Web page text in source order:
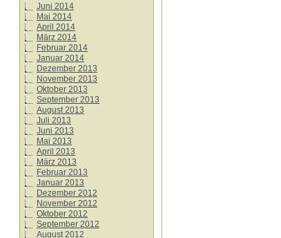
Juni 2014
Mai 2014
April 2014
März 2014
Februar 2014
Januar 2014
Dezember 2013
November 2013
Oktober 2013
September 2013
August 2013
Juli 2013
Juni 2013
Mai 2013
April 2013
März 2013
Februar 2013
Januar 2013
Dezember 2012
November 2012
Oktober 2012
September 2012
August 2012